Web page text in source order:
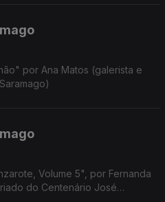
por Ana Matos (galerista e
Volume 5", por Fernanda
do Centenário José